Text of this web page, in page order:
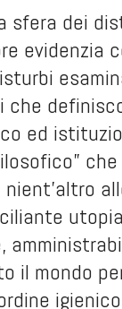
sfera dei
evidenzia
ed
mondo